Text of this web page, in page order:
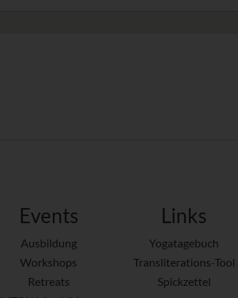
Events
Ausbildung
Workshops
Retreats
Links
Yogatagebuch
Transliterations-Tool
Spickzettel